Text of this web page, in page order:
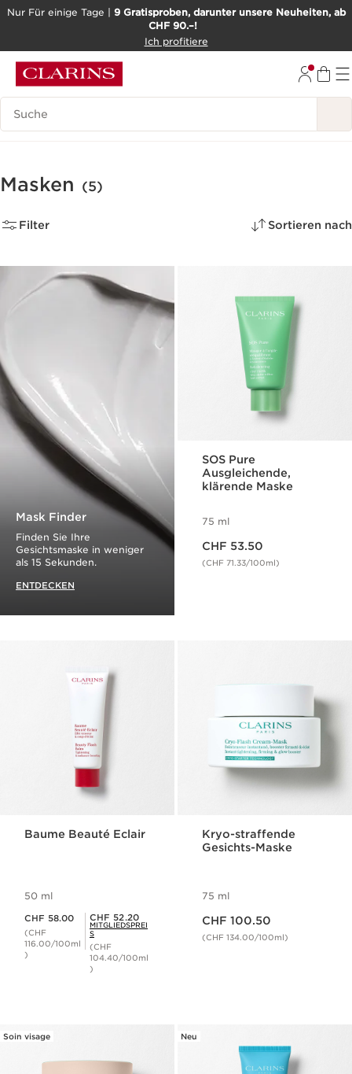
BARRIEREFREIHEITSWERKZEUG
Nur Für einige Tage | 9 Gratisproben, darunter unsere Neuheiten, ab
CHF 90.–!
Ich profitiere
Legende suchen
Masken (5)
Filter Sortieren nach
Mask Finder
Finden Sie Ihre
Gesichtsmaske in weniger
als 15 Sekunden.
ENTDECKEN
SOS Pure
Ausgleichende,
klärende Maske
75 ml
CHF 53.50
(CHF 71.33/100ml)
Baume Beauté Eclair
50 ml
CHF 58.00
(CHF
116.00/100ml
)
Mitgliederpreis CHF 52.20
CHF 52.20
MITGLIEDSPREI
S
(CHF
104.40/100ml
)
Kryo-straffende
Gesichts-Maske
75 ml
CHF 100.50
(CHF 134.00/100ml)
Soin visage Neu